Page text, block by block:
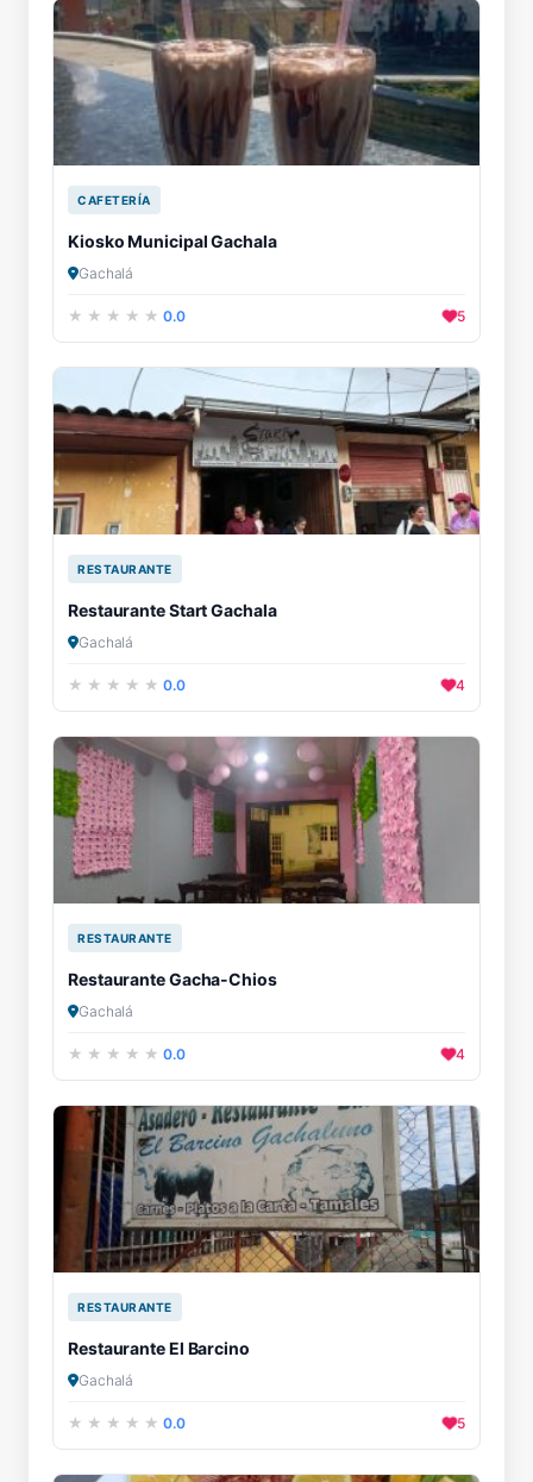
CAFETERÍA
Kiosko Municipal Gachala
Gachalá
0.0 5
RESTAURANTE
Restaurante Start Gachala
Gachalá
0.0 4
RESTAURANTE
Restaurante Gacha-Chios
Gachalá
0.0 4
RESTAURANTE
Restaurante El Barcino
Gachalá
0.0 5